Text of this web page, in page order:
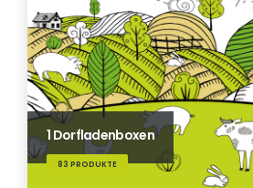
1 Dorfladenboxen
83 PRODUKTE